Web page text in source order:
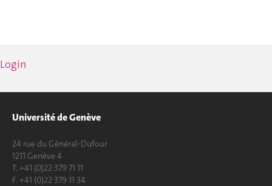
Login
Université de Genève
24 rue du Général-Dufour
1211 Genève 4
T. +41 (0)22 379 71 11
F. +41 (0)22 379 11 34